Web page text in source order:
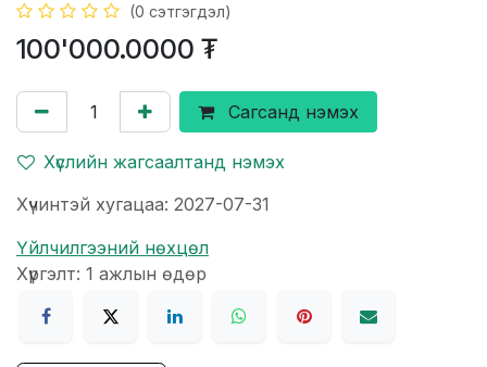
(0 сэтгэгдэл)
100'000.0000 ₮
Сагсанд нэмэх
Хүслийн жагсаалтанд нэмэх
Хүчинтэй хугацаа: 2027-07-31
Үйлчилгээний нөхцөл
Хүргэлт: 1 ажлын өдөр